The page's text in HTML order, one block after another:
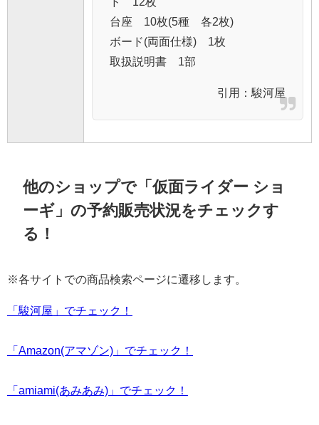
台座 10枚(5種 各2枚)
ボード(両面仕様) 1枚
取扱説明書 1部
引用： 駿河屋
他のショップで「仮面ライダー ショ
ーギ」の予約販売状況をチェックす
る！
※各サイトでの商品検索ページに遷移します。
「駿河屋」でチェック！
「Amazon(アマゾン)」でチェック！
「amiami(あみあみ)」でチェック！